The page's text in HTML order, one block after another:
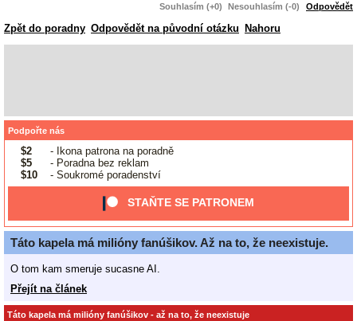
Souhlasím (+0) Nesouhlasím (-0) Odpovědět
Zpět do poradny Odpovědět na původní otázku Nahoru
Podpořte nás
$2
- Ikona patrona na poradně
$5
- Poradna bez reklam
$10
- Soukromé poradenství
STAŇTE SE PATRONEM
Táto kapela má milióny fanúšikov. Až na to, že neexistuje.
O tom kam smeruje sucasne AI.
Přejít na článek
Táto kapela má milióny fanúšikov - až na to, že neexistuje